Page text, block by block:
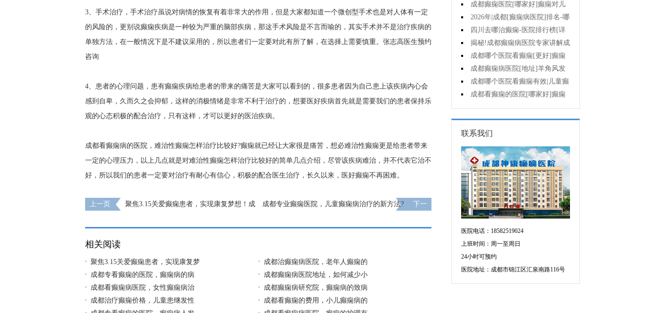
3、手术治疗，手术治疗虽说对病情的恢复有着非常大的作用，但是大家都知道一个微创型手术也是对人体有一定
的风险的，更别说癫痫疾病是一种较为严重的脑部疾病，那这手术风险是不言而喻的，其实手术并不是治疗疾病的
单独方法，在一般情况下是不建议采用的，所以患者们一定要对此有所了解，在选择上需要慎重。 张志高医生预约
咨询
4、患者的心理问题，患有癫痫疾病给患者的带来的痛苦是大家可以看到的，很多患者因为自己患上该疾病内心会
感到自卑，久而久之会抑郁，这样的消极情绪是非常不利于治疗的，想要医好疾病首先就是需要我们的患者保持乐
观的心态积极的配合治疗，只有这样，才可以更好的医治疾病。
成都看癫痫病的医院，难治性癫痫怎样治疗比较好?癫痫就已经让大家很是痛苦，想必难治性癫痫更是给患者带来
一定的心理压力，以上几点就是对难治性癫痫怎样治疗比较好的简单几点介绍，尽管该疾病难治，并不代表它治不
好，所以我们的患者一定要对治疗有耐心有信心，积极的配合医生治疗，长久以来，医好癫痫不再困难。
上一页
聚焦3.15关爱癫痫患者，实现康复梦想！成
成都专业癫痫医院，儿童癫痫病治疗的新方法?
下一
相关阅读
聚焦3.15关爱癫痫患者，实现康复梦
成都治癫痫病医院，老年人癫痫的
成都专看癫痫的医院，癫痫病的病
成都癫痫病医院地址，如何减少小
成都看癫痫病医院，女性癫痫病治
成都癫痫病研究院，癫痫病的致病
成都治疗癫痫价格，儿童患继发性
成都看癫痫的费用，小儿癫痫病的
成都癫痫医院[哪家好]癫痫对儿
童病人心理有影响吗?
2026年|成都[癫痫病医院]排名-哪
些不良习惯能诱发癫痫?
四川去哪治癫痫-医院排行榜[详
细排名]癫痫治疗怎么治比较好?
揭秘!成都癫痫病医院专家讲解成
都哪一个医院能治疗癫痫?
成都哪个医院看癫痫[更好]癫痫
如何护理?
成都癫痫病医院[地址]羊角风发
作频率?
成都哪个医院看癫痫有效|儿童癫
痫治疗应该注意什么?
成都看癫痫的医院[哪家好]癫痫
发作原因是什么?
联系我们
医院电话：18582519024
上班时间：周一至周日
24小时可预约
医院地址：成都市锦江区汇泉南路116号